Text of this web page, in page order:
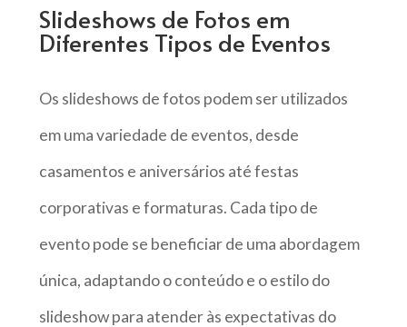
Slideshows de Fotos em
Diferentes Tipos de Eventos
Os slideshows de fotos podem ser utilizados
em uma variedade de eventos, desde
casamentos e aniversários até festas
corporativas e formaturas. Cada tipo de
evento pode se beneficiar de uma abordagem
única, adaptando o conteúdo e o estilo do
slideshow para atender às expectativas do